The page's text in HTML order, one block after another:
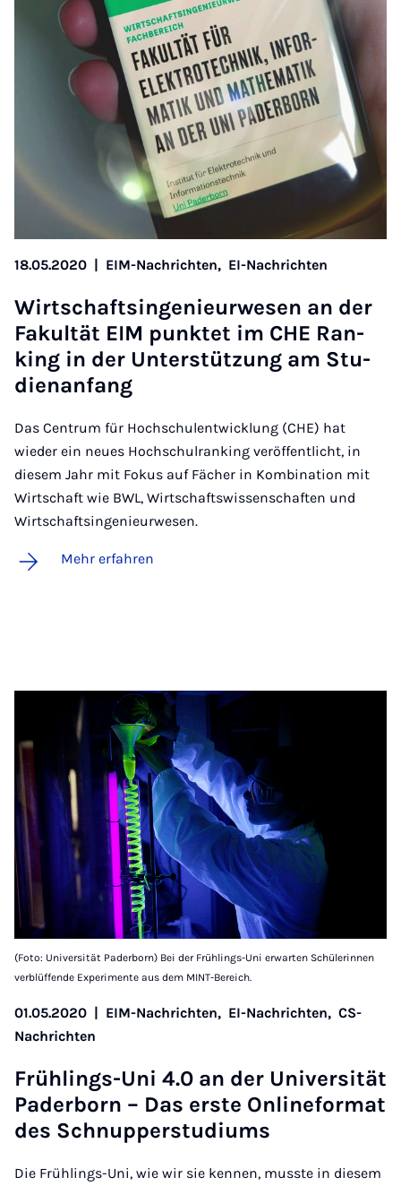
18.05.2020 | EIM-Nachrichten, EI-Nachrichten
Wirt­schaft­s­in­ge­ni­eu­r­we­sen an der
Fa­kul­tät EIM punk­tet im CHE Ran­
king in der Un­ter­stüt­zung am Stu­
di­e­n­an­fang
Das Centrum für Hochschulentwicklung (CHE) hat
wieder ein neues Hochschulranking veröffentlicht, in
diesem Jahr mit Fokus auf Fächer in Kombination mit
Wirtschaft wie BWL, Wirtschaftswissenschaften und
Wirtschaftsingenieurwesen.
Mehr erfahren
(Foto: Universität Paderborn) Bei der Frühlings-Uni erwarten Schülerinnen
verblüffende Experimente aus dem MINT-Bereich.
01.05.2020 | EIM-Nachrichten, EI-Nachrichten, CS-
Nachrichten
Früh­lings-Uni 4.0 an der Uni­ver­si­tät
Pa­der­born – Das ers­te On­li­ne­for­mat
des Schnup­per­stu­di­ums
Die Frühlings-Uni, wie wir sie kennen, musste in diesem